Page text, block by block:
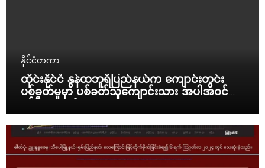
နိုင်ငံတကာ
ထိုင်းနိုင်ငံ နွန်ထဘူရီပြည်နယ်က ကျောင်းတွင်း
ပစ်ခတ်မှုမှာ ပစ်ခတ်သူကျောင်းသား အပါအဝင်